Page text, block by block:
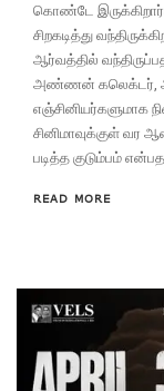
கொண்டே
சிறகடித்து
ஆர்வத்தில்
அண்ணன் கலெக்டர்,
எஞ்சினியர்களுமாக
சினிமாவுக்குள் வர
படித்த குடும்பம்
READ MORE